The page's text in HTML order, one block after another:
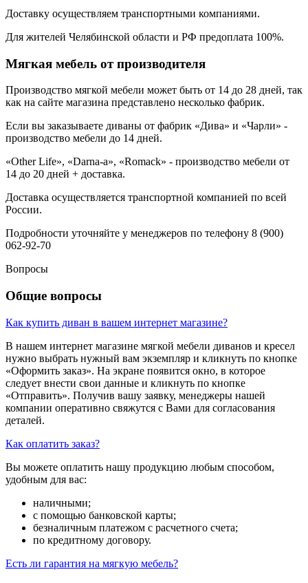
Доставку осуществляем транспортными компаниями.
Для жителей Челябинской области и РФ предоплата 100%.
Мягкая мебель от производителя
Производство мягкой мебели может быть от 14 до 28 дней, так
как на сайте магазина представлено несколько фабрик.
Если вы заказываете диваны от фабрик «Дива» и «Чарли» -
производство мебели до 14 дней.
«Other Life», «Darna-a», «Romack» - производство мебели от
14 до 20 дней + доставка.
Доставка осуществляется транспортной компанией по всей
России.
Подробности уточняйте у менеджеров по телефону 8 (900)
062-92-70
Вопросы
Общие вопросы
Как купить диван в вашем интернет магазине?
В нашем интернет магазине мягкой мебели диванов и кресел
нужно выбрать нужный вам экземпляр и кликнуть по кнопке
«Оформить заказ». На экране появится окно, в которое
следует внести свои данные и кликнуть по кнопке
«Отправить». Получив вашу заявку, менеджеры нашей
компании оперативно свяжутся с Вами для согласования
деталей.
Как оплатить заказ?
Вы можете оплатить нашу продукцию любым способом,
удобным для вас:
наличными;
с помощью банковской карты;
безналичным платежом с расчетного счета;
по кредитному договору.
Есть ли гарантия на мягкую мебель?